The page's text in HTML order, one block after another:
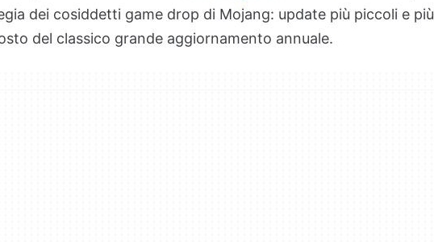
dei cosiddetti game drop di Mojang: update più piccoli e più
del classico grande aggiornamento annuale.